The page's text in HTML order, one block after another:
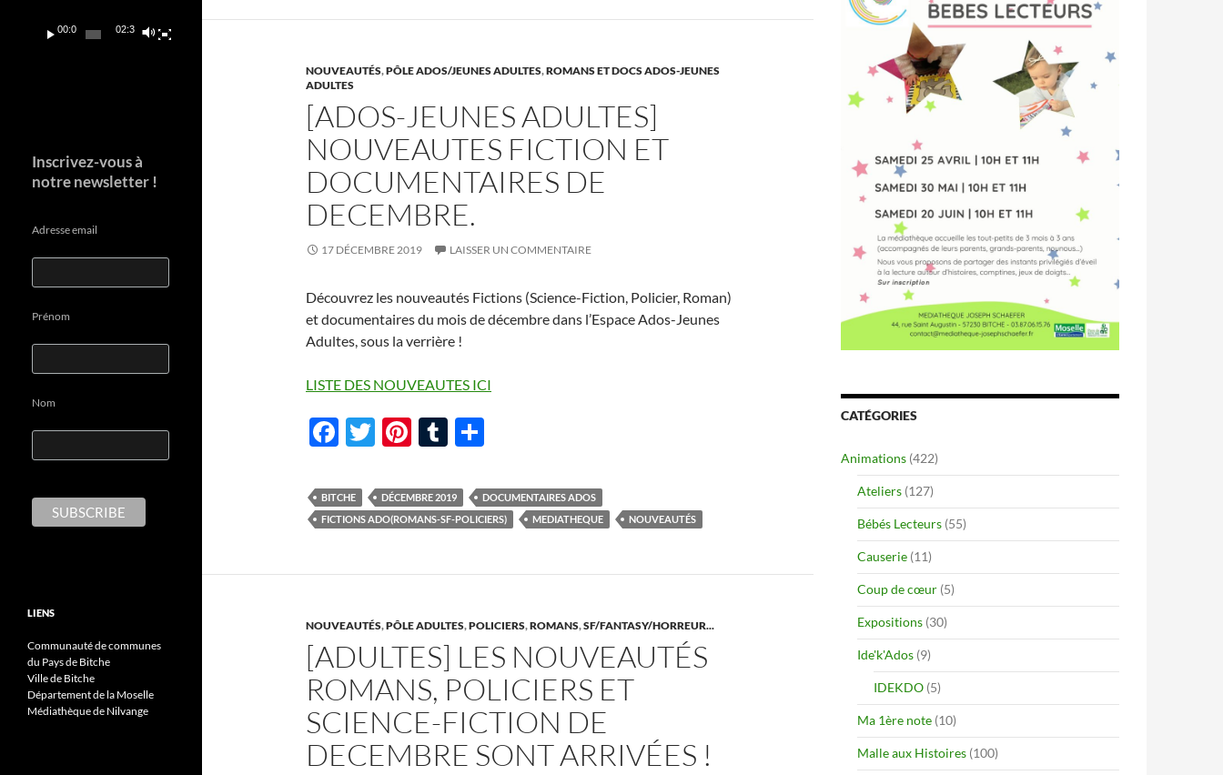
o
NOUVEAUTÉS,PÔLE ADOS/JEUNES ADULTES,ROMANS ET DOCS ADOS-JEUNES
ADULTES
[ADOS-JEUNES ADULTES]
NOUVEAUTES FICTION ET
DOCUMENTAIRES DE
DECEMBRE.
17 DÉCEMBRE 2019 LAISSER UN COMMENTAIRE
Découvrez les nouveautés Fictions (Science-Fiction, Policier, Roman)
et documentaires du mois de décembre dans l’Espace Ados-Jeunes
Adultes, sous la verrière !
LISTE DES NOUVEAUTES ICI
F
e
b
o
T
itt
er
Pi
er
es
T
m
bl
ta
g
BITCHE DÉCEMBRE 2019
DOCUMENTAIRES ADOS
FICTIONS ADO(ROMANS-SF-POLICIERS)
MEDIATHEQUE NOUVEAUTÉS
NOUVEAUTÉS,PÔLE ADULTES,POLICIERS,ROMANS,SF/FANTASY/HORREUR...
[ADULTES] LES NOUVEAUTÉS
ROMANS, POLICIERS ET
SCIENCE-FICTION DE
DECEMBRE SONT ARRIVÉES !
CATÉGORIES
Animations (422)
Ateliers (127)
Bébés Lecteurs (55)
Causerie (11)
Coup de cœur (5)
Expositions (30)
Ide'k'Ados (9)
IDEKDO (5)
Ma 1ère note (10)
Malle aux Histoires (100)
00:00 02:37
Inscrivez-vous à
notre newsletter !
Adresse email
Prénom
Nom
LIENS
Communauté de communes
du Pays de Bitche
Ville de Bitche
Département de la Moselle
Médiathèque de Nilvange